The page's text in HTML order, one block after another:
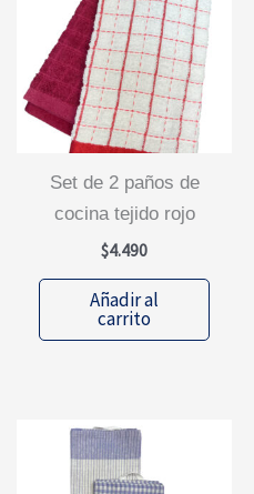
set de 2 paños de
cocina tejido rojo
$4.490
Añadir al
carrito